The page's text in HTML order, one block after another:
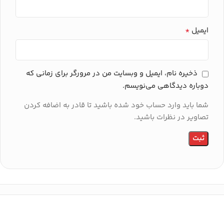
ایمیل *
ذخیره نام، ایمیل و وبسایت من در مرورگر برای زمانی که
دوباره دیدگاهی می‌نویسم.
شما باید وارد حساب خود شده باشید تا قادر به اضافه کردن
تصاویر در نظرات باشید.